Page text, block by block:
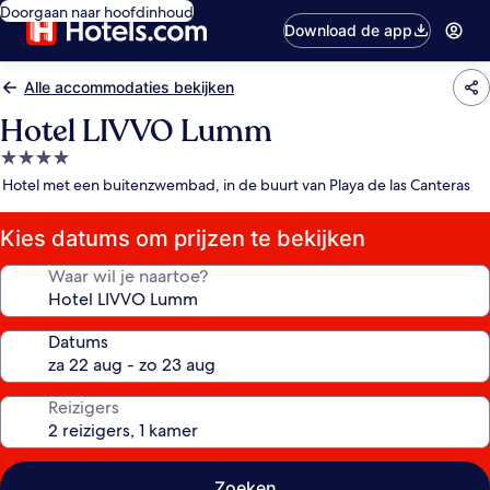
Doorgaan naar hoofdinhoud
Download de app
Alle accommodaties bekijken
Hotel LIVVO Lumm
4.0-
sterrenaccommodatie
Hotel met een buitenzwembad, in de buurt van Playa de las Canteras
Kies datums om prijzen te bekijken
Waar wil je naartoe?
Datums
Reizigers